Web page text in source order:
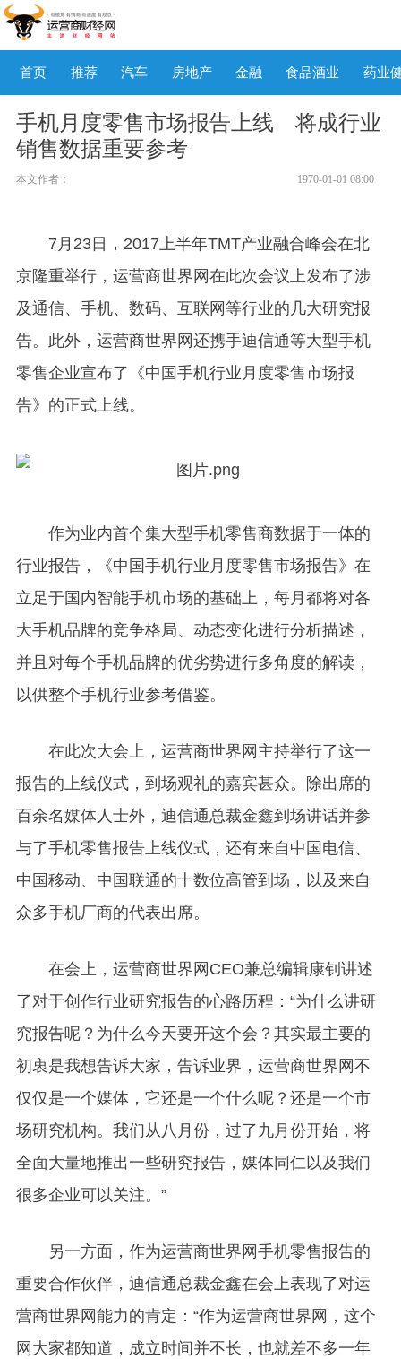
首页 推荐 汽车 房地产 金融 食品酒业 药业
手机月度零售市场报告上线 将成行业
销售数据重要参考
本文作者： 1970-01-01 08:00
7 月23日，2017上半年TMT产业融合峰会在北
京隆重举行，运营商世界网在此次会议上发布了涉
及通信、手机、数码、互联网等行业的几大研究报
告。此外，运营商世界网还携手迪信通等大型手机
零售企业宣布了《中国手机行业月度零售市场报
告》的正式上线。
作为业内首个集大型手机零售商数据于一体的
行业报告，《中国手机行业月度零售市场报告》在
立足于国内智能手机市场的基础上，每月都将对各
大手机品牌的竞争格局、动态变化进行分析描述，
并且对每个手机品牌的优劣势进行多角度的解读，
以供整个手机行业参考借鉴。
在此次大会上，运营商世界网主持举行了这一
报告的上线仪式，到场观礼的嘉宾甚众。除出席的
百余名媒体人士外，迪信通总裁金鑫到场讲话并参
与了手机零售报告上线仪式，还有来自中国电信、
中国移动、中国联通的十数位高管到场，以及来自
众多手机厂商的代表出席。
在会上，运营商世界网CEO兼总编辑康钊讲述
了对于创作行业研究报告的心路历程：“为什么讲研
究报告呢？为什么今天要开这个会？其实最主要的
初衷是我想告诉大家，告诉业界，运营商世界网不
仅仅是一个媒体，它还是一个什么呢？还是一个市
场研究机构。我们从八月份，过了九月份开始，将
全面大量地推出一些研究报告，媒体同仁以及我们
很多企业可以关注。”
另一方面，作为运营商世界网手机零售报告的
重要合作伙伴，迪信通总裁金鑫在会上表现了对运
营商世界网能力的肯定：“作为运营商世界网，这个
网大家都知道，成立时间并不长，也就差不多一年